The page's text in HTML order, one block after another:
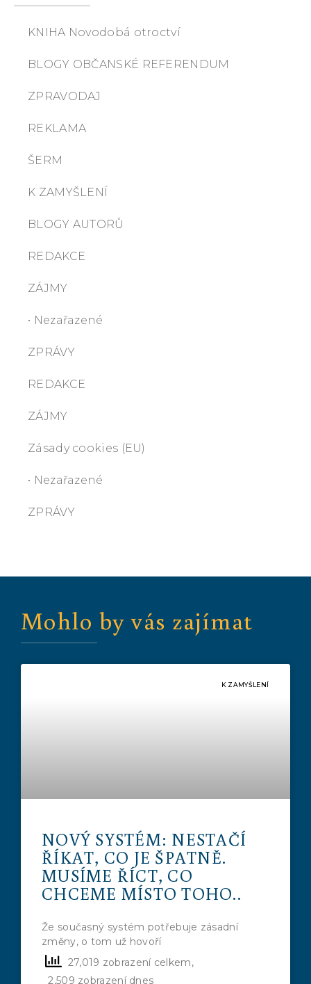
KNIHA Novodobá otroctví
BLOGY OBČANSKÉ REFERENDUM
ZPRAVODAJ
REKLAMA
ŠERM
K ZAMYŠLENÍ
BLOGY AUTORŮ
REDAKCE
ZÁJMY
• Nezařazené
ZPRÁVY
REDAKCE
ZÁJMY
Zásady cookies (EU)
• Nezařazené
ZPRÁVY
Mohlo by vás zajímat
K ZAMYŠLENÍ
NOVÝ SYSTÉM: NESTAČÍ
ŘÍKAT, CO JE ŠPATNĚ.
MUSÍME ŘÍCT, CO
CHCEME MÍSTO TOHO..
Že současný systém potřebuje zásadní
změny, o tom už hovoří
27,019 zobrazení celkem,
2,509 zobrazení dnes